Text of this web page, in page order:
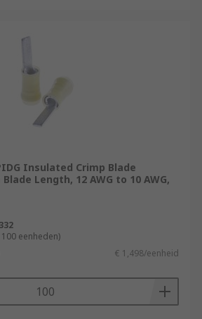
Insulated Crimp Blade
Length, 12 AWG to 10 AWG,
eenheden)
€ 1,498/eenheid